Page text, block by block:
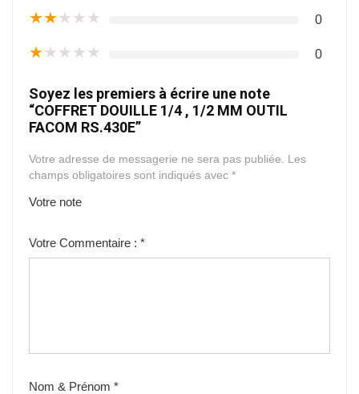
★★★★★ 0
★★★★★ 0
Soyez les premiers à écrire une note
“COFFRET DOUILLE 1/4 , 1/2 MM OUTIL
FACOM RS.430E”
Votre adresse de messagerie ne sera pas publiée. Les
champs obligatoires sont indiqués avec *
Votre note
Votre Commentaire : *
Nom & Prénom *